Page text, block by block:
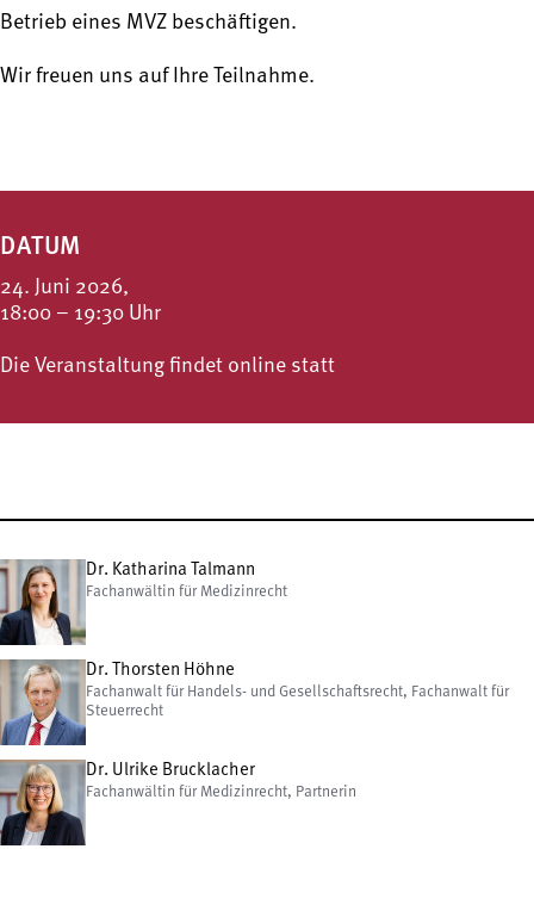
Betrieb eines MVZ beschäftigen.
Wir freuen uns auf Ihre Teilnahme.
DATUM
24. Juni 2026,
18:00 – 19:30 Uhr
Die Veranstaltung findet online statt
Dr. Katharina Talmann
Fachanwältin für Medizinrecht
Dr. Thorsten Höhne
Fachanwalt für Handels- und Gesellschaftsrecht, Fachanwalt für
Steuerrecht
Dr. Ulrike Brucklacher
Fachanwältin für Medizinrecht, Partnerin